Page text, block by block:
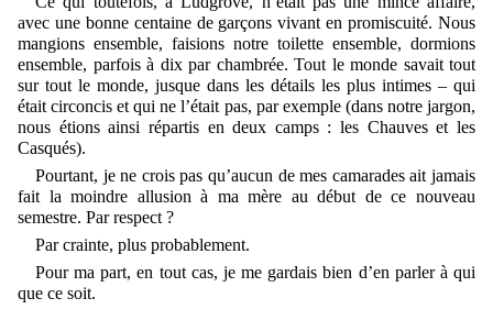
avec une bonne centaine de garçons vivant en promiscuité. Nous
mangions ensemble, faisions notre toilette ensemble, dormions
ensemble, parfois à dix par chambrée. Tout le monde savait tout
sur tout le monde, jusque dans les détails les plus intimes – qui
était circoncis et qui ne l’était pas, par exemple (dans notre jargon,
nous étions ainsi répartis en deux camps : les Chauves et les
Casqués).
Pourtant, je ne crois pas qu’aucun de mes camarades ait jamais
fait la moindre allusion à ma mère au début de ce nouveau
semestre. Par respect ?
Par crainte, plus probablement.
Pour ma part, en tout cas, je me gardais bien d’en parler à qui
que ce soit.